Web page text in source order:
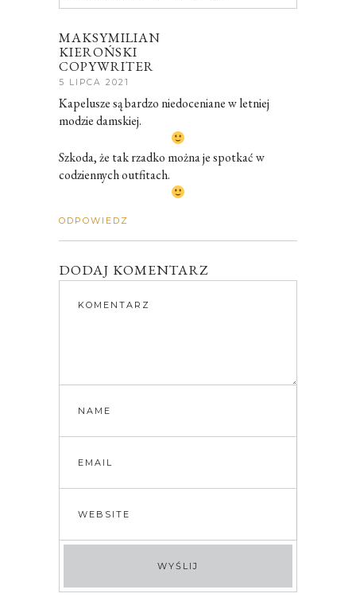
MAKSYMILIAN
KIEROŃSKI
COPYWRITER
5 LIPCA 2021
Kapelusze są bardzo niedoceniane w letniej
modzie damskiej.
Szkoda, że tak rzadko można je spotkać w
codziennych outfitach.
ODPOWIEDZ
DODAJ KOMENTARZ